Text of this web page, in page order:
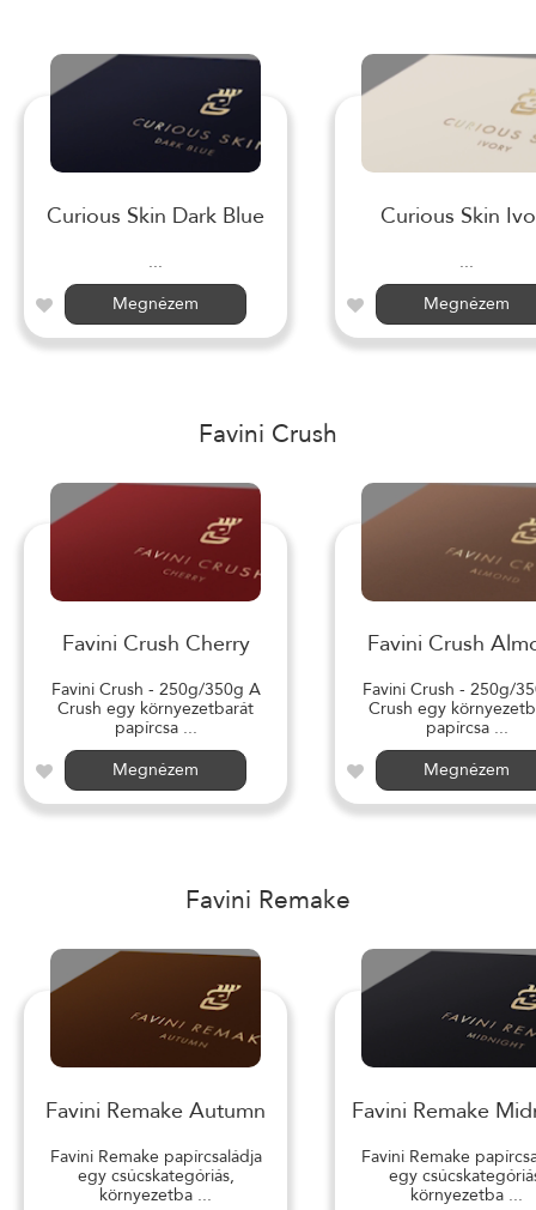
Curious Skin Dark Blue
...
Megnézem
Curious Skin
...
Megnézem
Favini Crush
Favini Crush Cherry
Favini Crush - 250g/350g A
Crush egy környezetbarát
papírcsa ...
Megnézem
Favini Crush
Favini Crush - 250g/
Crush egy
papírcsa ...
Megnézem
Favini Remake
Favini Remake Autumn
Favini Remake papírcsaládja
egy csúcskategóriás,
környezetba ...
Favini Remake
Favini Remake
egy
környezetba ...